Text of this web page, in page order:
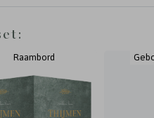
Raambord